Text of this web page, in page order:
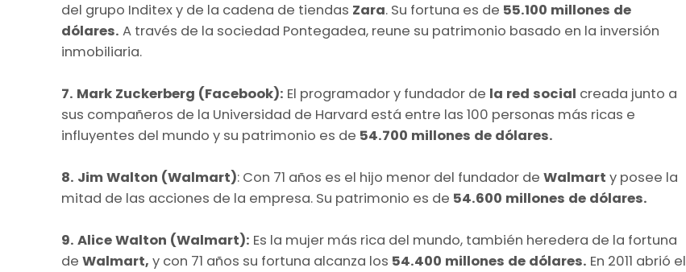
del grupo Inditex y de la cadena de tiendas Zara. Su fortuna es de 55.100 millones de
dólares. A través de la sociedad Pontegadea, reune su patrimonio basado en la inversión
inmobiliaria.
7. Mark Zuckerberg (Facebook): El programador y fundador de la red social creada junto a
sus compañeros de la Universidad de Harvard está entre las 100 personas más ricas e
influyentes del mundo y su patrimonio es de 54.700 millones de dólares.
8. Jim Walton (Walmart): Con 71 años es el hijo menor del fundador de Walmart y posee la
mitad de las acciones de la empresa. Su patrimonio es de 54.600 millones de dólares.
9. Alice Walton (Walmart): Es la mujer más rica del mundo, también heredera de la fortuna
de Walmart, y con 71 años su fortuna alcanza los 54.400 millones de dólares. En 2011 abrió el